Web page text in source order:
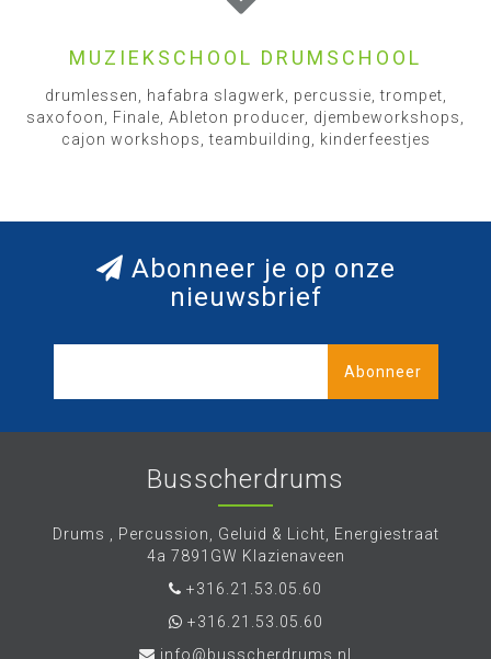
MUZIEKSCHOOL DRUMSCHOOL
drumlessen, hafabra slagwerk, percussie, trompet,
saxofoon, Finale, Ableton producer, djembeworkshops,
cajon workshops, teambuilding, kinderfeestjes
Abonneer je op onze
nieuwsbrief
Abonneer
Busscherdrums
Drums , Percussion, Geluid & Licht, Energiestraat
4a 7891GW Klazienaveen
+316.21.53.05.60
+316.21.53.05.60
info@busscherdrums.nl